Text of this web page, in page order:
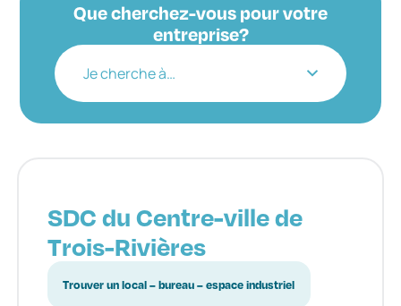
Que cherchez-vous pour votre
entreprise?
Je cherche à…
SDC du Centre-ville de
Trois-Rivières
Trouver un local – bureau – espace industriel